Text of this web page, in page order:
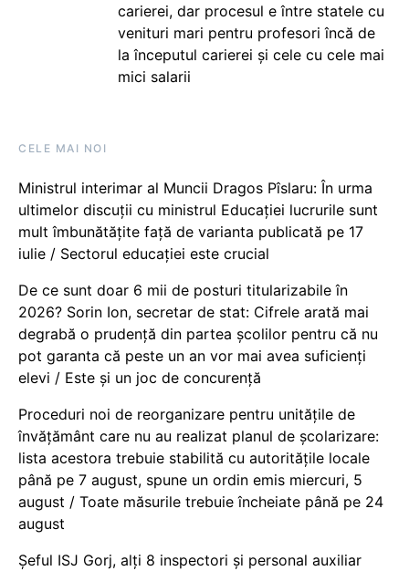
carierei, dar procesul e între statele cu
venituri mari pentru profesori încă de
la începutul carierei și cele cu cele mai
mici salarii
CELE MAI NOI
Ministrul interimar al Muncii Dragos Pîslaru: În urma
ultimelor discuții cu ministrul Educației lucrurile sunt
mult îmbunătățite față de varianta publicată pe 17
iulie / Sectorul educației este crucial
De ce sunt doar 6 mii de posturi titularizabile în
2026? Sorin Ion, secretar de stat: Cifrele arată mai
degrabă o prudență din partea școlilor pentru că nu
pot garanta că peste un an vor mai avea suficienți
elevi / Este și un joc de concurență
Proceduri noi de reorganizare pentru unitățile de
învățământ care nu au realizat planul de școlarizare:
lista acestora trebuie stabilită cu autoritățile locale
până pe 7 august, spune un ordin emis miercuri, 5
august / Toate măsurile trebuie încheiate până pe 24
august
Șeful ISJ Gorj, alți 8 inspectori și personal auxiliar